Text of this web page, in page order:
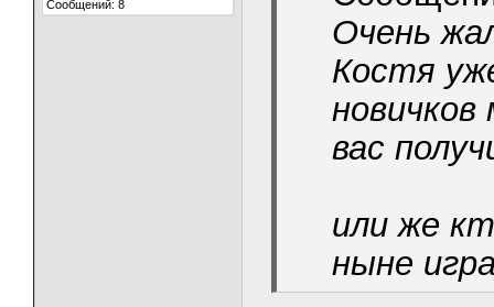
Сообщений: 8
Очень
Костя
вас
или же
ныне